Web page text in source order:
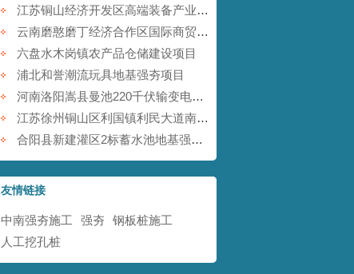
江苏铜山经济开发区高端装备产业园提档升级项目强夯工程
云南磨憨磨丁经济合作区国际商贸围网区基础设施建设项目
六盘水木岗镇农产品仓储建设项目
浦北和誉潮流玩具地基强夯项目
河南洛阳嵩县曼池220千伏输变电工程
江苏徐州铜山区利国镇利民大道南地块铁矿采空塌陷防治工程
合阳县新建灌区2标蓄水池地基强夯项目
友情链接
中南强夯施工 强夯
钢板桩施工
人工挖孔桩